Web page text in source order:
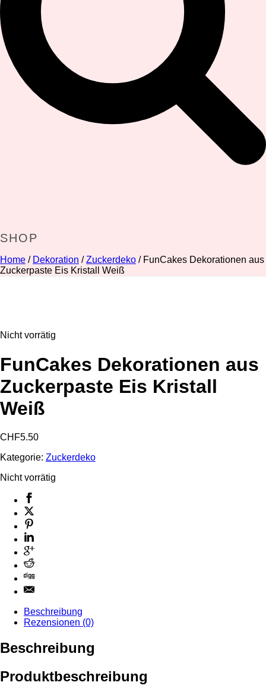
SHOP
Home / Dekoration / Zuckerdeko / FunCakes Dekorationen aus
Zuckerpaste Eis Kristall Weiß
Nicht vorrätig
FunCakes Dekorationen aus
Zuckerpaste Eis Kristall
Weiß
CHF5.50
Kategorie: Zuckerdeko
Nicht vorrätig
Beschreibung
Rezensionen (0)
Beschreibung
Produktbeschreibung